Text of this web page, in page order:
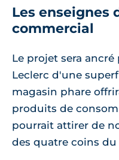
Les enseignes
commercial
Le projet sera
Leclerc d'une
magasin phare
produits de
pourrait attirer de
des quatre coins du